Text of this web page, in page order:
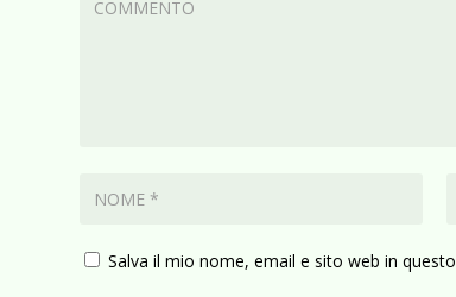
Salva il mio nome, email e sito web in